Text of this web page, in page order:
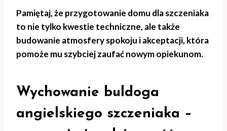
Pamiętaj, że przygotowanie domu dla szczeniaka
to nie tylko kwestie techniczne, ale także
budowanie atmosfery spokoju i akceptacji, która
pomoże mu szybciej zaufać nowym opiekunom.
Wychowanie buldoga
angielskiego szczeniaka –